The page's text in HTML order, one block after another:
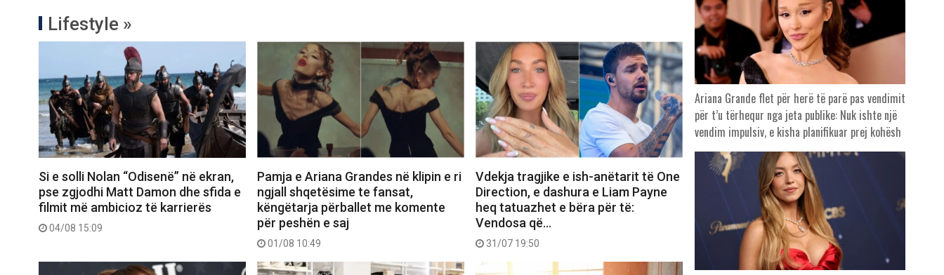
Lifestyle »
Si e solli Nolan “Odisenë” në ekran,
pse zgjodhi Matt Damon dhe sfida e
filmit më ambicioz të karrierës
04/08 15:09
Pamja e Ariana Grandes në klipin e ri
ngjall shqetësime te fansat,
këngëtarja përballet me komente
për peshën e saj
01/08 10:49
Vdekja tragjike e ish-anëtarit të One
Direction, e dashura e Liam Payne
heq tatuazhet e bëra për të:
Vendosa që…
31/07 19:50
Ariana Grande flet për herë të parë pas vendimit
për t’u tërhequr nga jeta publike: Nuk ishte një
vendim impulsiv, e kisha planifikuar prej kohësh